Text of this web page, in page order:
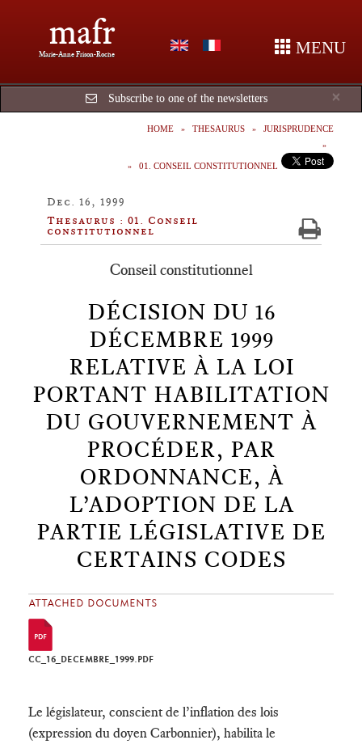
mafr
Marie-Anne Frison-Roche MENU
×
Subscribe to one of the newsletters
HOME THESAURUS JURISPRUDENCE
01. CONSEIL CONSTITUTIONNEL
Dec. 16, 1999
Thesaurus : 01. Conseil
constitutionnel
Conseil constitutionnel
DÉCISION DU 16
DÉCEMBRE 1999
RELATIVE À LA LOI
PORTANT HABILITATION
DU GOUVERNEMENT À
PROCÉDER, PAR
ORDONNANCE, À
L’ADOPTION DE LA
PARTIE LÉGISLATIVE DE
CERTAINS CODES
ATTACHED DOCUMENTS
CC_16_DECEMBRE_1999.PDF
Le législateur, conscient de l’inflation des lois
(expression du doyen Carbonnier), habilita le